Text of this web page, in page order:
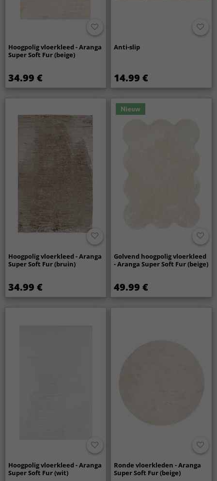
Hoogpolig vloerkleed - Aranga
Super Soft Fur (beige)
34.99 €
Anti-slip
14.99 €
Hoogpolig vloerkleed - Aranga
Super Soft Fur (bruin)
34.99 €
Nieuw
Golvend hoogpolig vloerkleed
- Aranga Super Soft Fur (beige)
49.99 €
Hoogpolig vloerkleed - Aranga
Super Soft Fur (wit)
Ronde vloerkleden - Aranga
Super Soft Fur (beige)